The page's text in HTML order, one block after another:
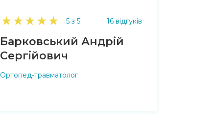
★★★★★ 5 з 5 16 відгуків
Барковський Андрiй
Сергiйович
Ортопед-травматолог